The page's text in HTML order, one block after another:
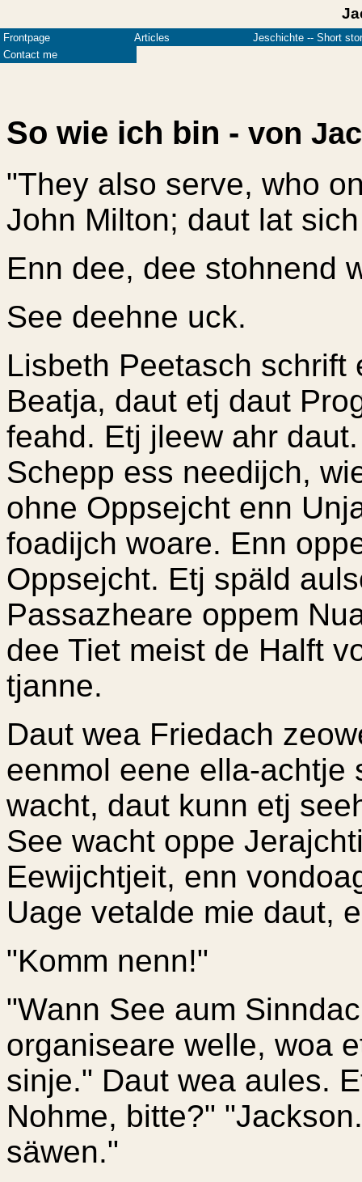
Frontpage Articles
Jeschichte -- Short
Contact me
So wie ich bin - von
"They also serve, who
John Milton; daut lat
Enn dee, dee stohnend
See deehne uck.
Lisbeth Peetasch
Beatja, daut etj daut
feahd. Etj jleew ahr
Schepp ess needijch,
ohne Oppsejcht enn
foadijch woare. Enn
Oppsejcht. Etj späld
Passazheare oppem
dee Tiet meist de Halft
tjanne.
Daut wea Friedach
eenmol eene ella-achtje
wacht, daut kunn etj
See wacht oppe
Eewijchtjeit, enn
Uage vetalde mie daut,
"Komm nenn!"
"Wann See aum
organiseare welle, woa
sinje." Daut wea aules.
Nohme, bitte?"
säwen."